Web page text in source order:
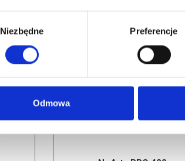
Niezbędne Preferencje
Odmowa